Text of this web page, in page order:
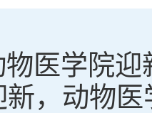
医学院
，动物